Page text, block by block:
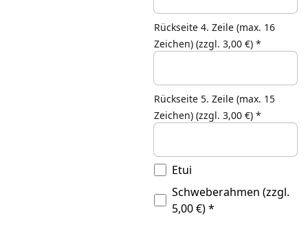
Rückseite 4. Zeile (max. 16
Zeichen) (zzgl. 3,00 €) *
Rückseite 5. Zeile (max. 15
Zeichen) (zzgl. 3,00 €) *
Etui
Schweberahmen (zzgl.
5,00 €)*